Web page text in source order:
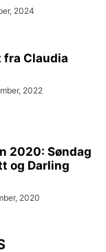
2024
fra Claudia
2022
2020: Søndag
og Darling
2020